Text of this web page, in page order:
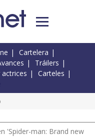
Cartelera
Tráilers
Carteles
'Spider-man: Brand new